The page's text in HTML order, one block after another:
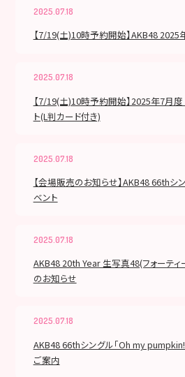
2025.07.18
【7/19(土)10時予約開始】AKB48
2025.07.18
【7/19(土)10時予約開始】2025年7月
ト(L判カード付き)
2025.07.18
【会場販売のお知らせ】AKB48 66thシ
ベント
2025.07.18
AKB48 20th Year 生写真48(フォーティ
のお知らせ
2025.07.18
AKB48 66thシングル「Oh my
ご案内